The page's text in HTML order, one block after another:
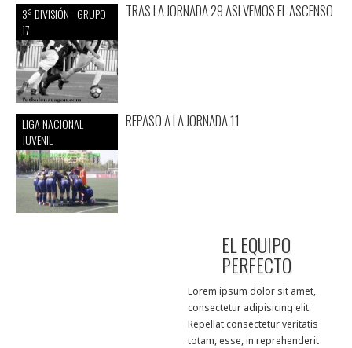
3ª DIVISIÓN - GRUPO
17
TRAS LA JORNADA 29 ASI VEMOS EL ASCENSO
LIGA NACIONAL
JUVENIL
REPASO A LA JORNADA 11
EL EQUIPO
PERFECTO
Lorem ipsum dolor sit amet,
consectetur adipisicing elit.
Repellat consectetur veritatis
totam, esse, in reprehenderit